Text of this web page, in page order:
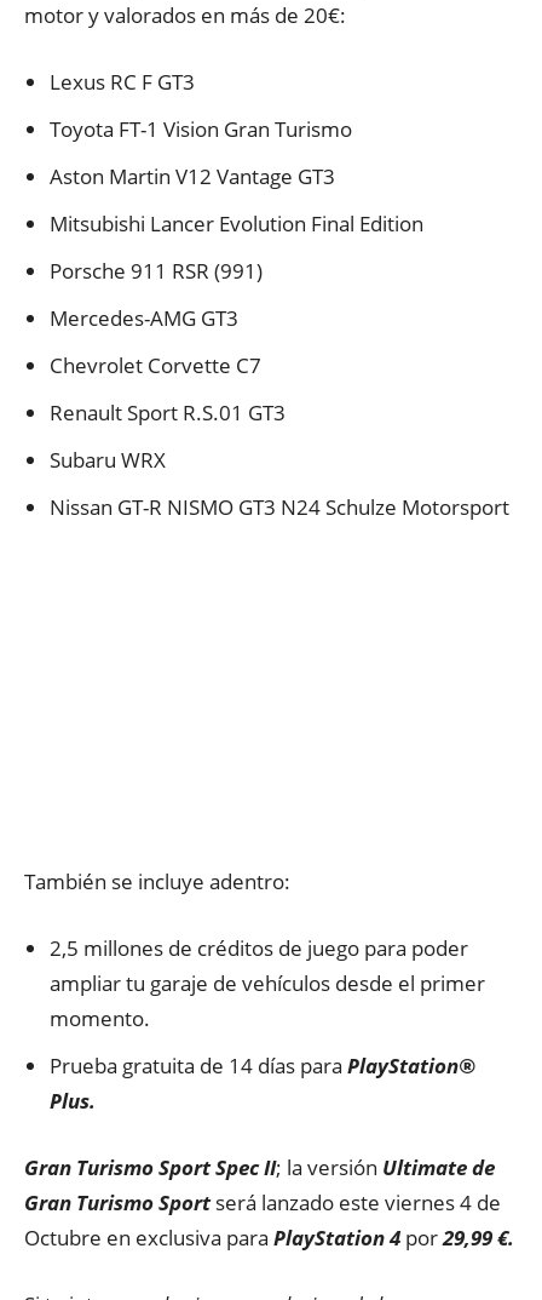
motor y valorados en más de 20€:
Lexus RC F GT3
Toyota FT-1 Vision Gran Turismo
Aston Martin V12 Vantage GT3
Mitsubishi Lancer Evolution Final Edition
Porsche 911 RSR (991)
Mercedes-AMG GT3
Chevrolet Corvette C7
Renault Sport R.S.01 GT3
Subaru WRX
Nissan GT-R NISMO GT3 N24 Schulze Motorsport
También se incluye adentro:
2,5 millones de créditos de juego para poder
ampliar tu garaje de vehículos desde el primer
momento.
Prueba gratuita de 14 días para PlayStation®
Plus.
Gran Turismo Sport Spec II; la versión Ultimate de
Gran Turismo Sportserá lanzado este viernes 4 de
Octubre en exclusiva para PlayStation 4 por29,99 €.